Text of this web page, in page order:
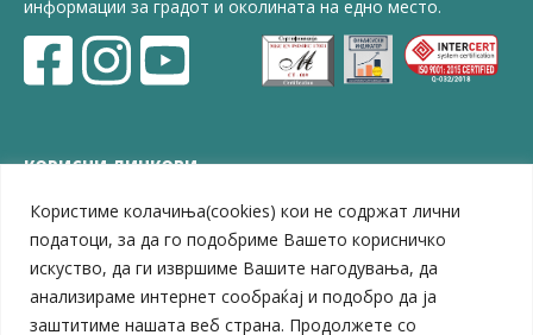
Користиме колачиња(cookies) кои не содржат лични
податоци, за да го подобриме Вашето корисничко
искуство, да ги извршиме Вашите нагодувања, да
анализираме интернет сообраќај и подобро да ја
заштитиме нашата веб страна. Продолжете со
информации за градот и околината на едно место.
КОРИСНИ ЛИНКОВИ
ЗЕЛС – Заедница на единиците на локална самоуправа
Центар за развој на Вардарски плански регион
Јавно комунално претпријатие „Дервен“
ЈПССО „Парк – спорт и паркинзи“
ЛБ „Гоце Делчев“